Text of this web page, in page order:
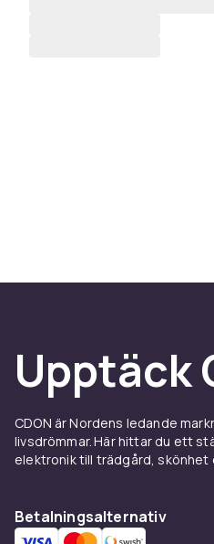
Upptäck
CDON är Nordens ledande
livsdrömmar. Här hittar du ett
elektronik till trädgård, skönhet
Betalningsalternativ